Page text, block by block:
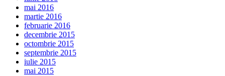
mai 2016
martie 2016
februarie 2016
decembrie 2015
octombrie 2015
septembrie 2015
iulie 2015
mai 2015